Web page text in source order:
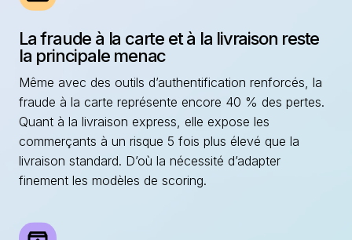
La fraude à la carte et à la livraison reste
la principale menac
Même avec des outils d’authentification renforcés, la
fraude à la carte représente encore 40 % des pertes.
Quant à la livraison express, elle expose les
commerçants à un risque 5 fois plus élevé que la
livraison standard. D’où la nécessité d’adapter
finement les modèles de scoring.